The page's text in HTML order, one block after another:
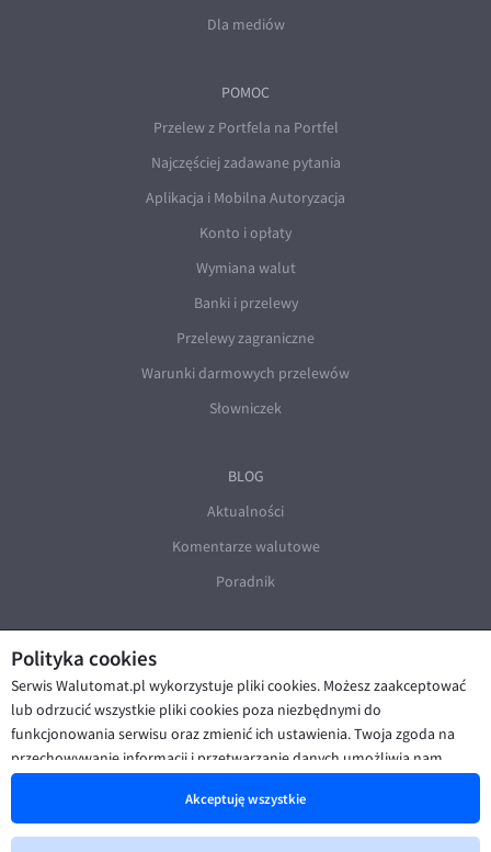
Polityka cookies
Serwis Walutomat.pl wykorzystuje pliki cookies. Możesz zaakceptować
lub odrzucić wszystkie pliki cookies poza niezbędnymi do
funkcjonowania serwisu oraz zmienić ich ustawienia. Twoja zgoda na
przechowywanie informacji i przetwarzanie danych umożliwia nam
poprawę funkcjonalności strony oraz prezentowanie Ci
spersonalizowanych treści i reklam. Więcej informacji znajdziesz w naszej
Akceptuję wszystkie
Dla mediów
POMOC
Przelew z Portfela na Portfel
Najczęściej zadawane pytania
Aplikacja i Mobilna Autoryzacja
Konto i opłaty
Wymiana walut
Banki i przelewy
Przelewy zagraniczne
Warunki darmowych przelewów
Słowniczek
BLOG
Aktualności
Komentarze walutowe
Poradnik
© Walutomat 2026 | Regulaminy
|
Polityka prywatności i cookies | Deklaracja dostępności